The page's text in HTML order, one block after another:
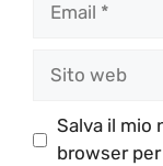
Salva il mio
browser